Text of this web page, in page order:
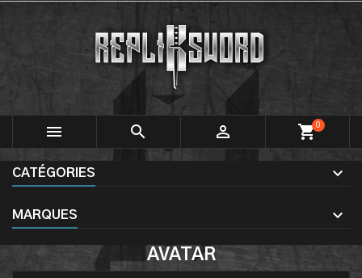
   shopping_cart0
CATÉGORIES
MARQUES
AVATAR